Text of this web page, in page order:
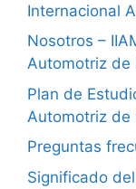
Internacional
Nosotros –
Automotriz de
Plan de
Automotriz de
Preguntas
Significado